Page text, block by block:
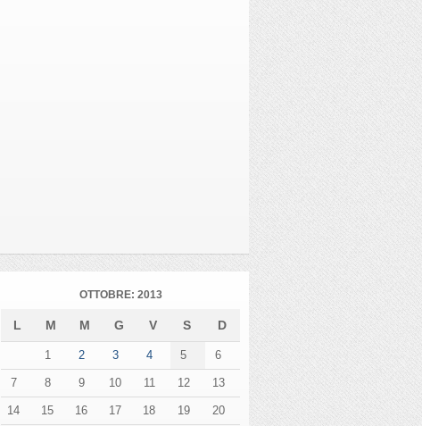
OTTOBRE: 2013
L M M G V S D
1 2 3 4 5 6
7 8 9 10 11 12 13
14 15 16 17 18 19 20